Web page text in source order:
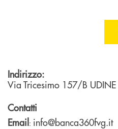
Indirizzo:
Via Tricesimo 157/B UDINE
Contatti
Email: info@banca360fvg.it